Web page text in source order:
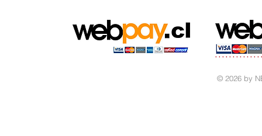
© 2026 by